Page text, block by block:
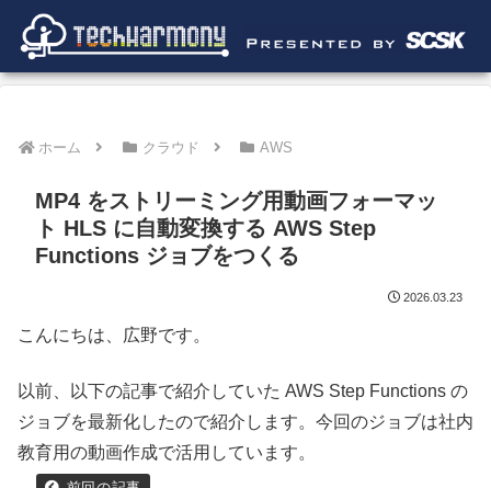
ホーム クラウド AWS
MP4 をストリーミング用動画フォーマッ
ト HLS に自動変換する AWS Step
Functions ジョブをつくる
2026.03.23
こんにちは、広野です。
以前、以下の記事で紹介していた AWS Step Functions の
ジョブを最新化したので紹介します。今回のジョブは社内
教育用の動画作成で活用しています。